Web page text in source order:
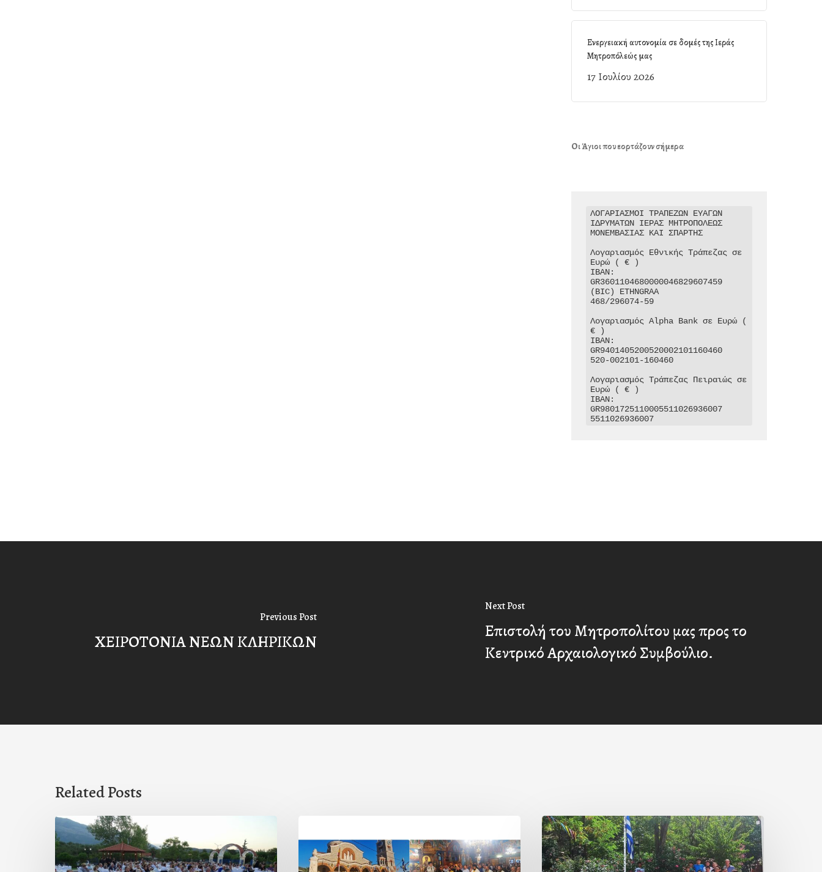
Ενεργειακή αυτονομία σε δομές της Ιεράς
Μητροπόλεώς μας
17 Ιουλίου 2026
Οι Άγιοι που εορτάζουν σήμερα
ΛΟΓΑΡΙΑΣΜΟΙ ΤΡΑΠΕΖΩΝ ΕΥΑΓΩΝ
ΙΔΡΥΜΑΤΩΝ ΙΕΡΑΣ ΜΗΤΡΟΠΟΛΕΩΣ
ΜΟΝΕΜΒΑΣΙΑΣ ΚΑΙ ΣΠΑΡΤΗΣ
Λογαριασμός Εθνικής Τράπεζας σε
Ευρώ ( € )
IBAN:
GR3601104680000046829607459
(BIC) ETHNGRAA
468/296074-59
Λογαριασμός Alpha Bank σε Ευρώ (
€ )
IBAN:
GR9401405200520002101160460
520-002101-160460
Λογαριασμός Τράπεζας Πειραιώς σε
Ευρώ ( € )
IBAN:
GR9801725110005511026936007
5511026936007
Previous Post
ΧΕΙΡΟΤΟΝΙΑ ΝΕΩΝ ΚΛΗΡΙΚΩΝ
Next Post
Επιστολή του Μητροπολίτου μας προς το
Κεντρικό Αρχαιολογικό Συμβούλιο.
Related Posts
Πρόσκληση
προς
τους
εορτή
της
Με
την
β΄